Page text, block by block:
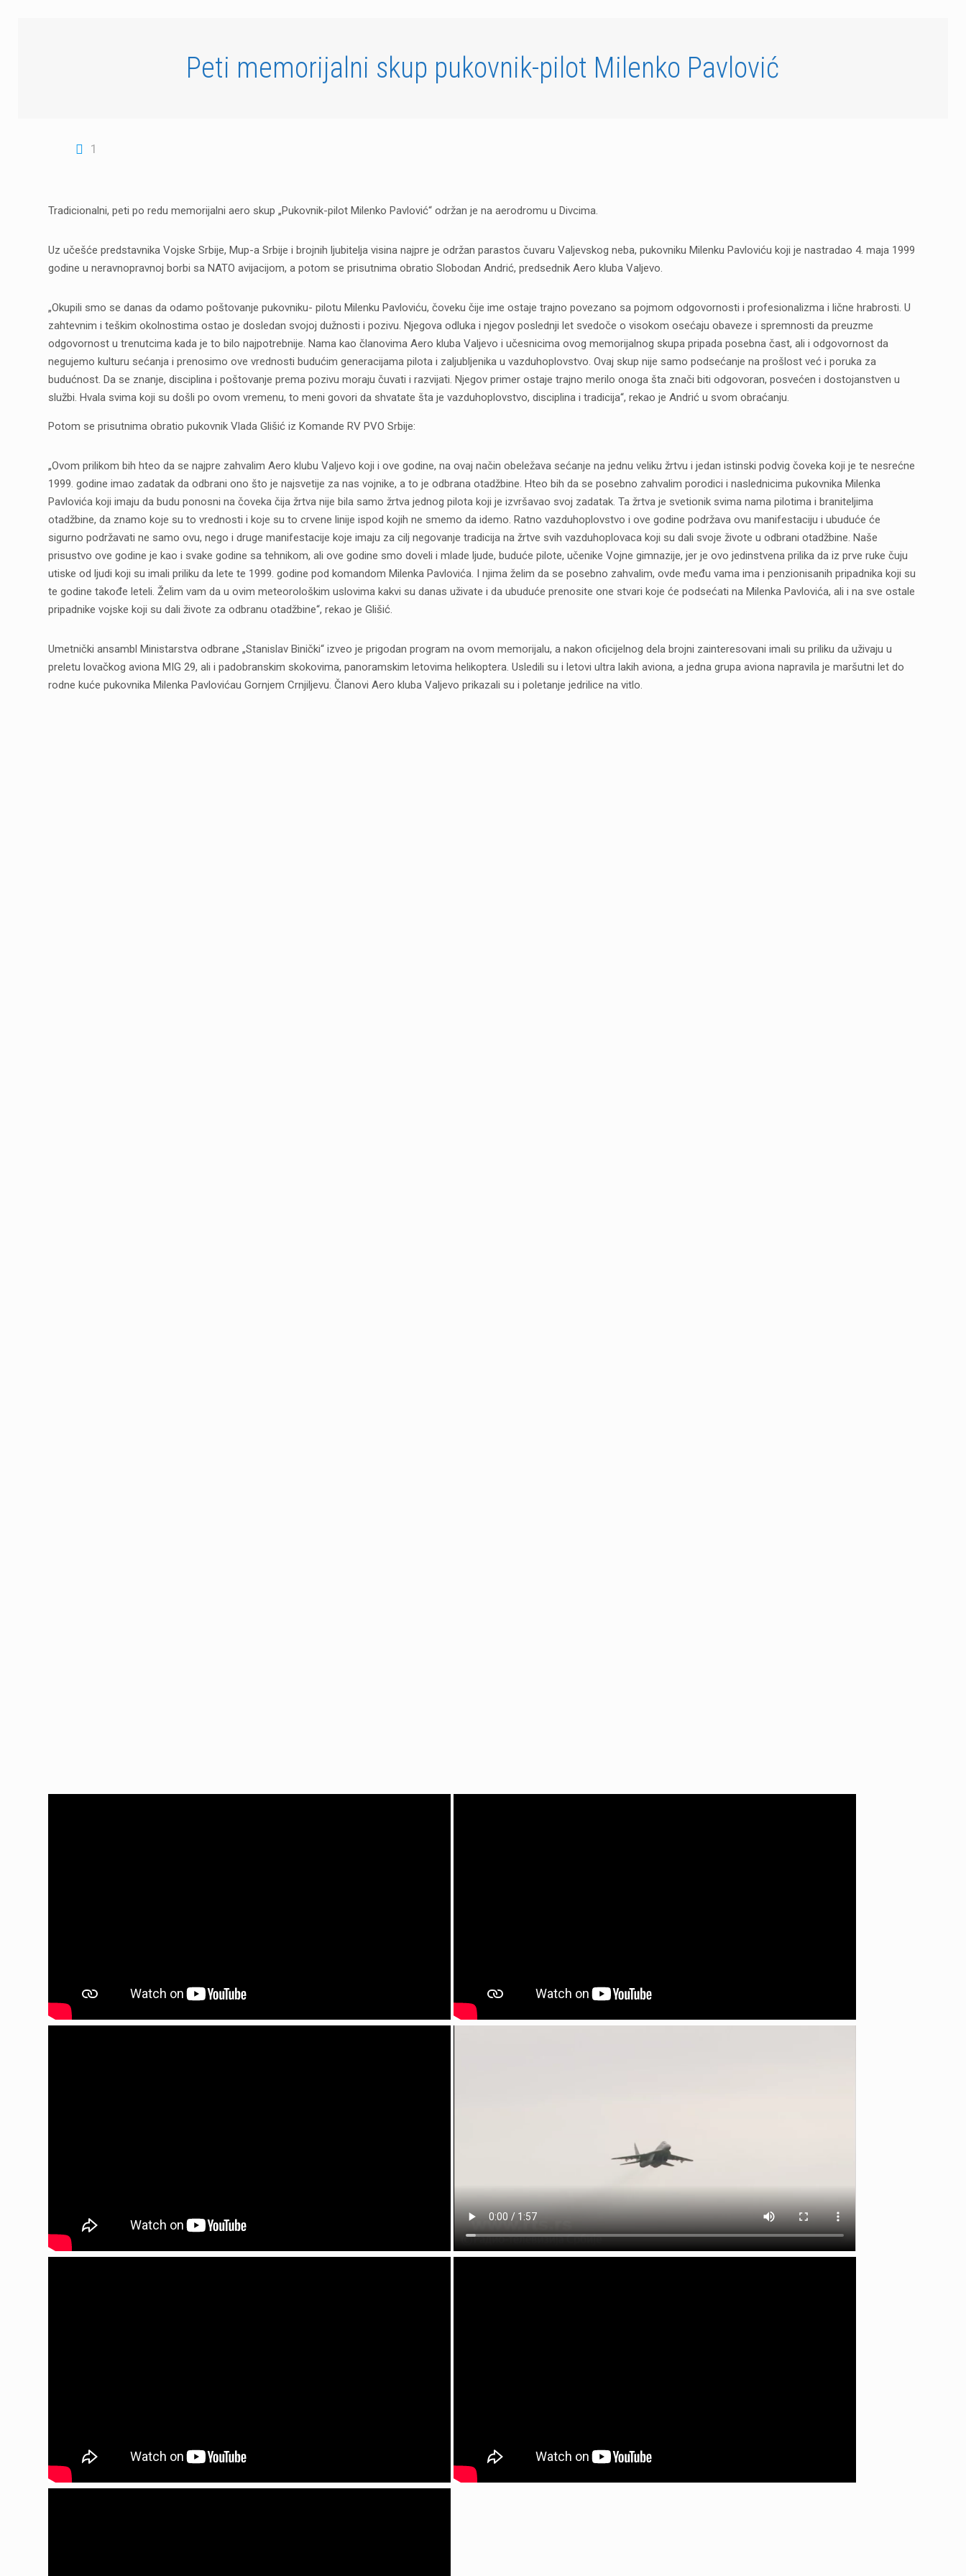
Peti memorijalni skup pukovnik-pilot Milenko Pavlović
1
Tradicionalni, peti po redu memorijalni aero skup „Pukovnik-pilot Milenko Pavlović“ održan je na aerodromu u Divcima.
Uz učešće predstavnika Vojske Srbije, Mup-a Srbije i brojnih ljubitelja visina najpre je održan parastos čuvaru Valjevskog neba, pukovniku Milenku Pavloviću koji je nastradao 4. maja 1999
godine u neravnopravnoj borbi sa NATO avijacijom, a potom se prisutnima obratio Slobodan Andrić, predsednik Aero kluba Valjevo.
„Okupili smo se danas da odamo poštovanje pukovniku- pilotu Milenku Pavloviću, čoveku čije ime ostaje trajno povezano sa pojmom odgovornosti i profesionalizma i lične hrabrosti. U
zahtevnim i teškim okolnostima ostao je dosledan svojoj dužnosti i pozivu. Njegova odluka i njegov poslednji let svedoče o visokom osećaju obaveze i spremnosti da preuzme
odgovornost u trenutcima kada je to bilo najpotrebnije. Nama kao članovima Aero kluba Valjevo i učesnicima ovog memorijalnog skupa pripada posebna čast, ali i odgovornost da
negujemo kulturu sećanja i prenosimo ove vrednosti budućim generacijama pilota i zaljubljenika u vazduhoplovstvo. Ovaj skup nije samo podsećanje na prošlost već i poruka za
budućnost. Da se znanje, disciplina i poštovanje prema pozivu moraju čuvati i razvijati. Njegov primer ostaje trajno merilo onoga šta znači biti odgovoran, posvećen i dostojanstven u
službi. Hvala svima koji su došli po ovom vremenu, to meni govori da shvatate šta je vazduhoplovstvo, disciplina i tradicija“, rekao je Andrić u svom obraćanju.
Potom se prisutnima obratio pukovnik Vlada Glišić iz Komande RV PVO Srbije:
„Ovom prilikom bih hteo da se najpre zahvalim Aero klubu Valjevo koji i ove godine, na ovaj način obeležava sećanje na jednu veliku žrtvu i jedan istinski podvig čoveka koji je te nesrećne
1999. godine imao zadatak da odbrani ono što je najsvetije za nas vojnike, a to je odbrana otadžbine. Hteo bih da se posebno zahvalim porodici i naslednicima pukovnika Milenka
Pavlovića koji imaju da budu ponosni na čoveka čija žrtva nije bila samo žrtva jednog pilota koji je izvršavao svoj zadatak. Ta žrtva je svetionik svima nama pilotima i braniteljima
otadžbine, da znamo koje su to vrednosti i koje su to crvene linije ispod kojih ne smemo da idemo. Ratno vazduhoplovstvo i ove godine podržava ovu manifestaciju i ubuduće će
sigurno podržavati ne samo ovu, nego i druge manifestacije koje imaju za cilj negovanje tradicija na žrtve svih vazduhoplovaca koji su dali svoje živote u odbrani otadžbine. Naše
prisustvo ove godine je kao i svake godine sa tehnikom, ali ove godine smo doveli i mlade ljude, buduće pilote, učenike Vojne gimnazije, jer je ovo jedinstvena prilika da iz prve ruke čuju
utiske od ljudi koji su imali priliku da lete te 1999. godine pod komandom Milenka Pavlovića. I njima želim da se posebno zahvalim, ovde među vama ima i penzionisanih pripadnika koji su
te godine takođe leteli. Želim vam da u ovim meteorološkim uslovima kakvi su danas uživate i da ubuduće prenosite one stvari koje će podsećati na Milenka Pavlovića, ali i na sve ostale
pripadnike vojske koji su dali živote za odbranu otadžbine“, rekao je Glišić.
Umetnički ansambl Ministarstva odbrane „Stanislav Binički“ izveo je prigodan program na ovom memorijalu, a nakon oficijelnog dela brojni zainteresovani imali su priliku da uživaju u
preletu lovačkog aviona MIG 29, ali i padobranskim skokovima, panoramskim letovima helikoptera. Usledili su i letovi ultra lakih aviona, a jedna grupa aviona napravila je maršutni let do
rodne kuće pukovnika Milenka Pavlovićau Gornjem Crnjiljevu. Članovi Aero kluba Valjevo prikazali su i poletanje jedrilice na vitlo.